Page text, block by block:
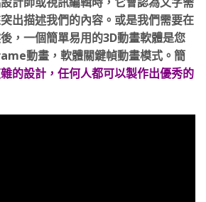
出描述我們的內容。或是我們需要在
，一個簡單易用的3D動畫軟體是您
動畫，軟體關鍵幀動畫模式。簡
的設計，任何人都可以製作出優秀的